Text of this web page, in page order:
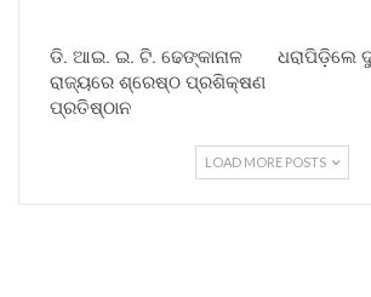
ଡି. ଆଇ. ଇ. ଟି. ଢେଙ୍କାନାଳ
ରାଜ୍ୟରେ ଶ୍ରେଷ୍ଠ ପ୍ରଶିକ୍ଷଣ
ପ୍ରତିଷ୍ଠାନ
ଧରାପିଡ଼ିଲେ
LOAD MORE POSTS